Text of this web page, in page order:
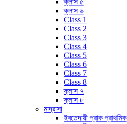
ক্লাস ৬
Class 1
Class 2
Class 3
Class 4
Class 5
Class 6
Class 7
Class 8
ক্লাস ৭
ক্লাস ৮
মাদ্রাসা
ইবতেদায়ী প্রাক প্রাথমিক